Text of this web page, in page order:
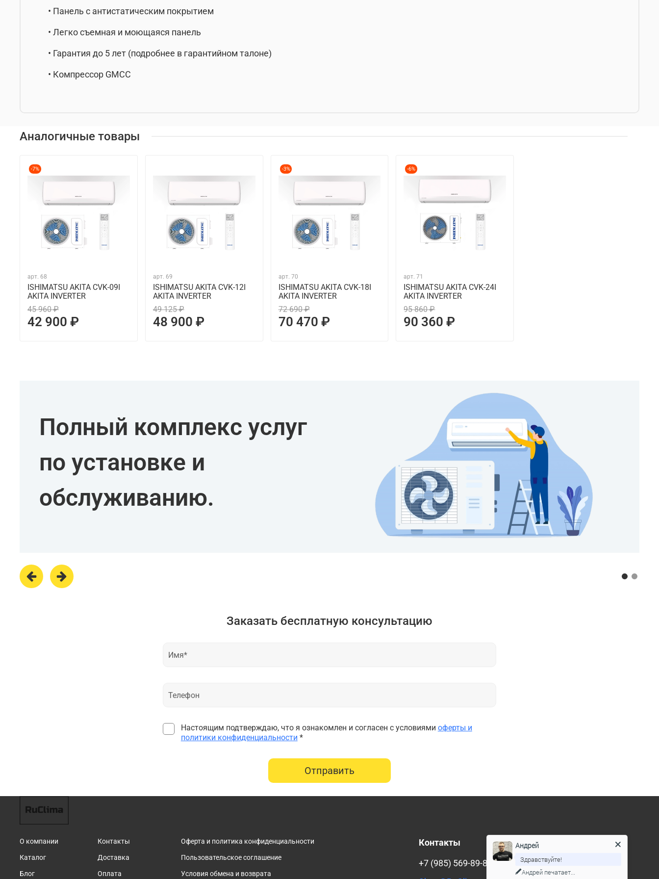
• Панель с антистатическим покрытием
• Легко съемная и моющаяся панель
• Гарантия до 5 лет (подробнее в гарантийном талоне)
• Компрессор GMCC
Аналогичные товары
-7%
арт. 68
ISHIMATSU AKITA CVK-09I
AKITA INVERTER
45 960 ₽
42 900 ₽
арт. 69
ISHIMATSU AKITA CVK-12I
AKITA INVERTER
49 125 ₽
48 900 ₽
-3%
арт. 70
ISHIMATSU AKITA CVK-18I
AKITA INVERTER
72 690 ₽
70 470 ₽
-6%
арт.71
ISHIMATSU AKITA CVK-24I
AKITA INVERTER
95 860 ₽
90 360 ₽
Полный комплекс услуг
по установке и
обслуживанию.
Заказать бесплатную консультацию
Настоящим подтверждаю, что я ознакомлен и согласен с условиями оферты и
политики конфиденциальности *
Отправить
О компании
Каталог
Блог
Контакты
Доставка
Оплата
Оферта и политика конфиденциальности
Пользовательское соглашение
Условия обмена и возврата
Контакты
+7 (985) 569-89-88
Андрей
Здравствуйте!
Андрей печатает...